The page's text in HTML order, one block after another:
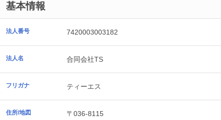
基本情報
法人番号 7420003003182
法人名 合同会社TS
フリガナ ティーエス
住所/地図
〒036-8115